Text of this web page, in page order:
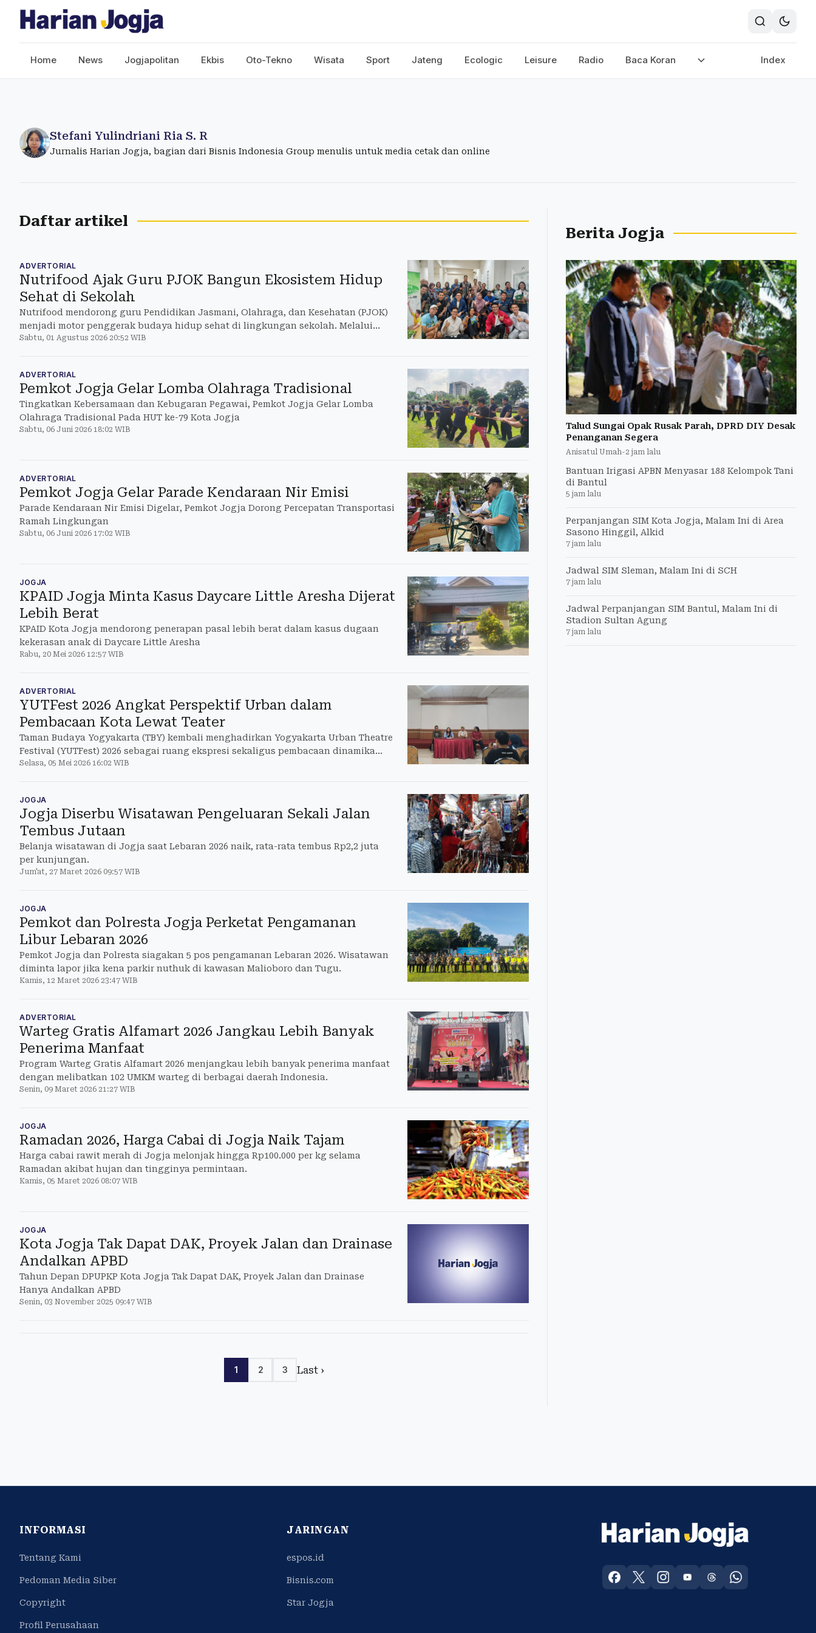
Home News Jogjapolitan Ekbis Oto-Tekno Wisata Sport Jateng Ecologic Leisure Radio Baca Koran Index
Stefani Yulindriani Ria S. R
Jurnalis Harian Jogja, bagian dari Bisnis Indonesia Group menulis untuk media cetak dan online
Daftar artikel
ADVERTORIAL
Nutrifood Ajak Guru PJOK Bangun Ekosistem Hidup
Sehat di Sekolah
Nutrifood mendorong guru Pendidikan Jasmani, Olahraga, dan Kesehatan (PJOK)
menjadi motor penggerak budaya hidup sehat di lingkungan sekolah. Melalui
program ya
Sabtu, 01 Agustus 2026 20:52 WIB
ADVERTORIAL
Pemkot Jogja Gelar Lomba Olahraga Tradisional
Tingkatkan Kebersamaan dan Kebugaran Pegawai, Pemkot Jogja Gelar Lomba
Olahraga Tradisional Pada HUT ke-79 Kota Jogja
Sabtu, 06 Juni 2026 18:02 WIB
ADVERTORIAL
Pemkot Jogja Gelar Parade Kendaraan Nir Emisi
Parade Kendaraan Nir Emisi Digelar, Pemkot Jogja Dorong Percepatan Transportasi
Ramah Lingkungan
Sabtu, 06 Juni 2026 17:02 WIB
JOGJA
KPAID Jogja Minta Kasus Daycare Little Aresha Dijerat
Lebih Berat
KPAID Kota Jogja mendorong penerapan pasal lebih berat dalam kasus dugaan
kekerasan anak di Daycare Little Aresha
Rabu, 20 Mei 2026 12:57 WIB
ADVERTORIAL
YUTFest 2026 Angkat Perspektif Urban dalam
Pembacaan Kota Lewat Teater
Taman Budaya Yogyakarta (TBY) kembali menghadirkan Yogyakarta Urban Theatre
Festival (YUTFest) 2026 sebagai ruang ekspresi sekaligus pembacaan dinamika
kota mel
Selasa, 05 Mei 2026 16:02 WIB
JOGJA
Jogja Diserbu Wisatawan Pengeluaran Sekali Jalan
Tembus Jutaan
Belanja wisatawan di Jogja saat Lebaran 2026 naik, rata-rata tembus Rp2,2 juta
per kunjungan.
Jum'at, 27 Maret 2026 09:57 WIB
JOGJA
Pemkot dan Polresta Jogja Perketat Pengamanan
Libur Lebaran 2026
Pemkot Jogja dan Polresta siagakan 5 pos pengamanan Lebaran 2026. Wisatawan
diminta lapor jika kena parkir nuthuk di kawasan Malioboro dan Tugu.
Kamis, 12 Maret 2026 23:47 WIB
ADVERTORIAL
Warteg Gratis Alfamart 2026 Jangkau Lebih Banyak
Penerima Manfaat
Program Warteg Gratis Alfamart 2026 menjangkau lebih banyak penerima manfaat
dengan melibatkan 102 UMKM warteg di berbagai daerah Indonesia.
Senin, 09 Maret 2026 21:27 WIB
JOGJA
Ramadan 2026, Harga Cabai di Jogja Naik Tajam
Harga cabai rawit merah di Jogja melonjak hingga Rp100.000 per kg selama
Ramadan akibat hujan dan tingginya permintaan.
Kamis, 05 Maret 2026 08:07 WIB
JOGJA
Kota Jogja Tak Dapat DAK, Proyek Jalan dan Drainase
Andalkan APBD
Tahun Depan DPUPKP Kota Jogja Tak Dapat DAK, Proyek Jalan dan Drainase
Hanya Andalkan APBD
Senin, 03 November 2025 09:47 WIB
1 2 3 Last ›
Berita Jogja
Talud Sungai Opak Rusak Parah, DPRD DIY Desak
Penanganan Segera
Anisatul Umah-2 jam lalu
Bantuan Irigasi APBN Menyasar 188 Kelompok Tani
di Bantul
5 jam lalu
Perpanjangan SIM Kota Jogja, Malam Ini di Area
Sasono Hinggil, Alkid
7 jam lalu
Jadwal SIM Sleman, Malam Ini di SCH
7 jam lalu
Jadwal Perpanjangan SIM Bantul, Malam Ini di
Stadion Sultan Agung
7 jam lalu
INFORMASI
Tentang Kami
Pedoman Media Siber
Copyright
Profil Perusahaan
JARINGAN
espos.id
Bisnis.com
Star Jogja